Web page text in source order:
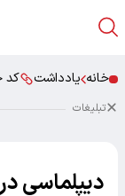
خانه یادداشت کد
تبلیغات
دیپلماسی